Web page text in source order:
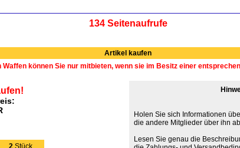
134 Seitenaufrufe
Artikel kaufen
können Sie nur mitbieten, wenn sie im Besitz einer
2 Stück
Holen Sie sich Informationen
die andere Mitglieder über ihn
Lesen Sie genau die